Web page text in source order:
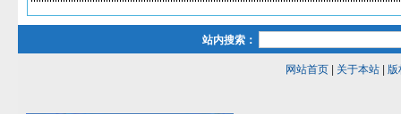
站内搜索：
网站首页| 关于本站| 版